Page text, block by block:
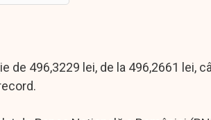
de 496,3229 lei, de la 496,2661 lei,